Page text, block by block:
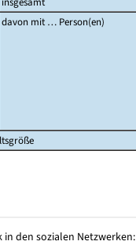
davon mit … Person(en)
den sozialen Netzwerken: